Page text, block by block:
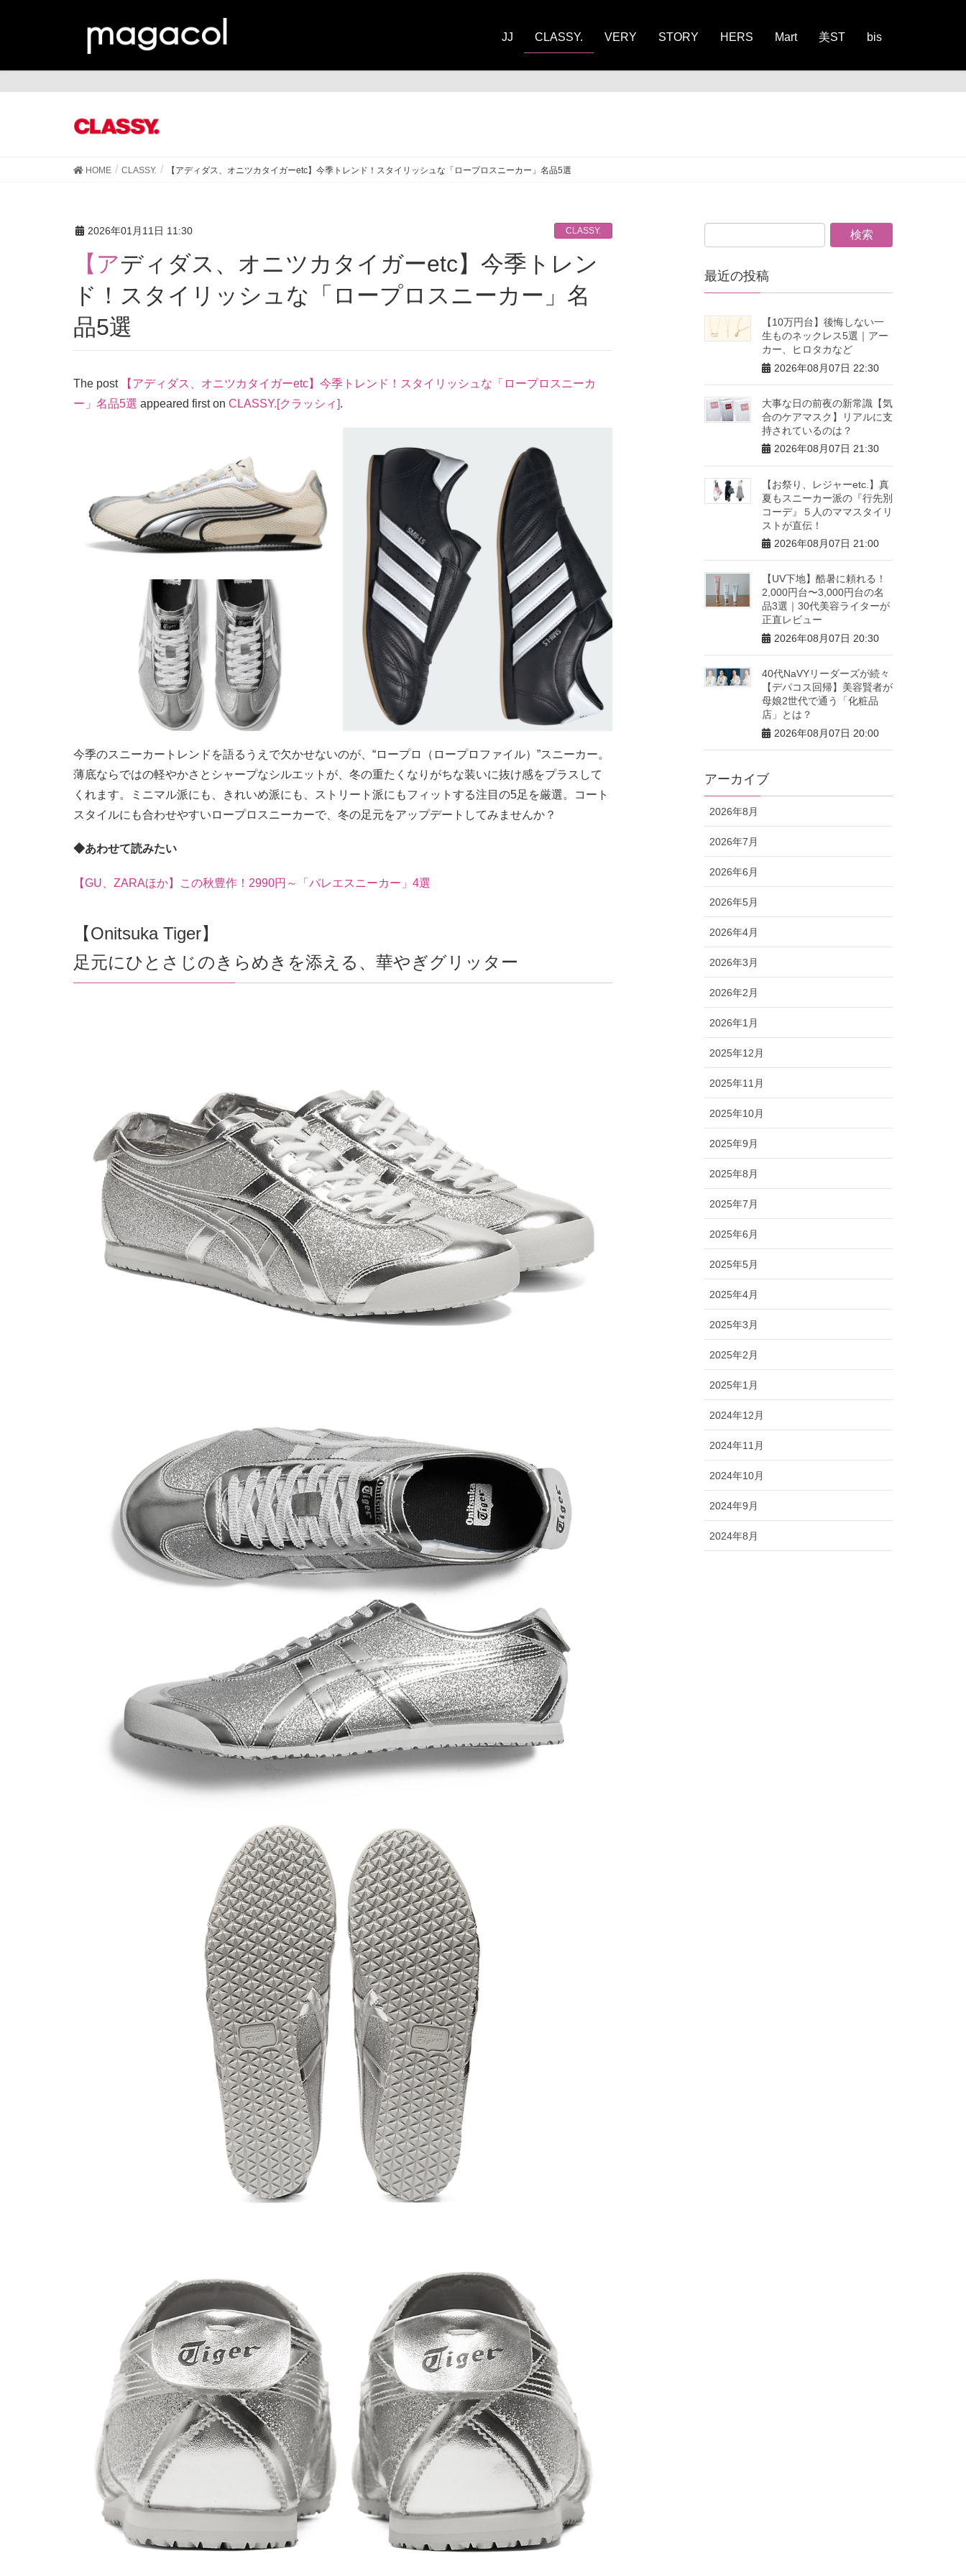
JJ CLASSY. VERY STORY HERS Mart 美ST bis
HOME CLASSY. 【アディダス、オニツカタイガーetc】今季トレンド！スタイリッシュな「ロープロスニーカー」名品5選
2026年01月11日 11:30 CLASSY.
【アディダス、オニツカタイガーetc】今季トレン
ド！スタイリッシュな「ロープロスニーカー」名
品5選
The post
【アディダス、オニツカタイガーetc】今季トレンド！スタイリッシュな「ロープロスニーカ
ー」名品5選 appeared first on CLASSY.[クラッシィ].
今季のスニーカートレンドを語るうえで欠かせないのが、“ロープロ（ロープロファイル）”スニーカー。
薄底ならではの軽やかさとシャープなシルエットが、冬の重たくなりがちな装いに抜け感をプラスして
くれます。ミニマル派にも、きれいめ派にも、ストリート派にもフィットする注目の5足を厳選。コート
スタイルにも合わせやすいロープロスニーカーで、冬の足元をアップデートしてみませんか？
◆あわせて読みたい
【GU、ZARAほか】この秋豊作！2990円～「バレエスニーカー」4選
【Onitsuka Tiger】
足元にひとさじのきらめきを添える、華やぎグリッター
最近の投稿
【10万円台】後悔しない一
生ものネックレス5選｜アー
カー、ヒロタカなど
2026年08月07日 22:30
大事な日の前夜の新常識【気
合のケアマスク】リアルに支
持されているのは？
2026年08月07日 21:30
【お祭り、レジャーetc.】真
夏もスニーカー派の『行先別
コーデ』５人のママスタイリ
ストが直伝！
2026年08月07日 21:00
【UV下地】酷暑に頼れる！
2,000円台〜3,000円台の名
品3選｜30代美容ライターが
正直レビュー
2026年08月07日 20:30
40代NaVYリーダーズが続々
【デパコス回帰】美容賢者が
母娘2世代で通う「化粧品
店」とは？
2026年08月07日 20:00
アーカイブ
2026年8月
2026年7月
2026年6月
2026年5月
2026年4月
2026年3月
2026年2月
2026年1月
2025年12月
2025年11月
2025年10月
2025年9月
2025年8月
2025年7月
2025年6月
2025年5月
2025年4月
2025年3月
2025年2月
2025年1月
2024年12月
2024年11月
2024年10月
2024年9月
2024年8月